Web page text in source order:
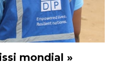
mondial »